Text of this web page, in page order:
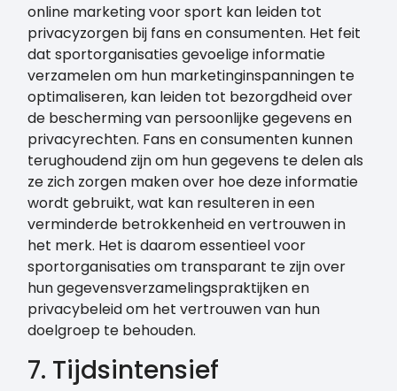
online marketing voor sport kan leiden tot
privacyzorgen bij fans en consumenten. Het feit
dat sportorganisaties gevoelige informatie
verzamelen om hun marketinginspanningen te
optimaliseren, kan leiden tot bezorgdheid over
de bescherming van persoonlijke gegevens en
privacyrechten. Fans en consumenten kunnen
terughoudend zijn om hun gegevens te delen als
ze zich zorgen maken over hoe deze informatie
wordt gebruikt, wat kan resulteren in een
verminderde betrokkenheid en vertrouwen in
het merk. Het is daarom essentieel voor
sportorganisaties om transparant te zijn over
hun gegevensverzamelingspraktijken en
privacybeleid om het vertrouwen van hun
doelgroep te behouden.
7. Tijdsintensief